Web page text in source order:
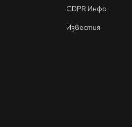
GDPR Инфо
Известия